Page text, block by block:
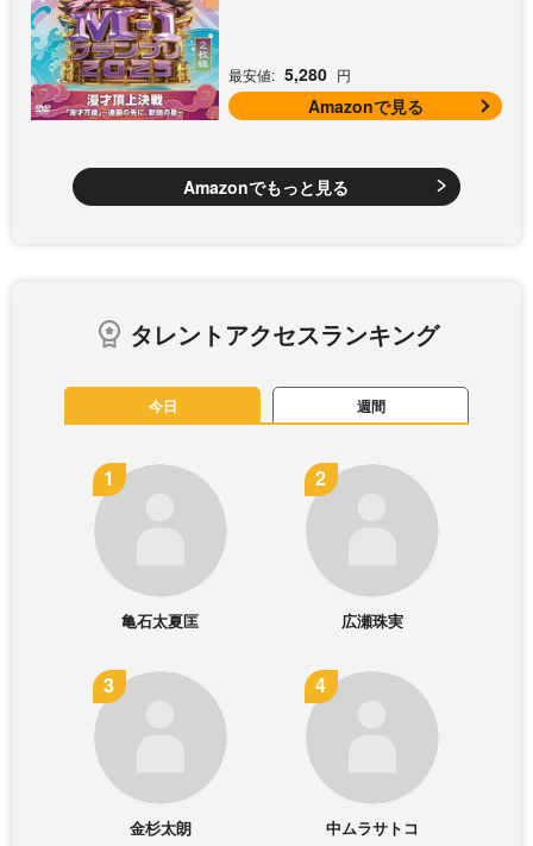
最安値: 5,280 円
Amazonで見る
Amazonでもっと見る
タレントアクセスランキング
今日 週間
亀石太夏匡 広瀬珠実
金杉太朗 中ムラサトコ